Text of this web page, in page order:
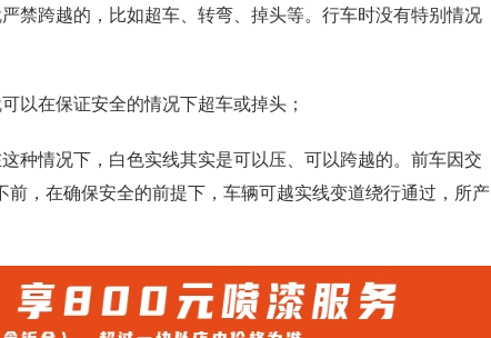
禁跨越的，比如超车、转弯、掉头等。行车时没有特别情况
以在保证安全的情况下超车或掉头；
种情况下，白色实线其实是可以压、可以跨越的。前车因交
，在确保安全的前提下，车辆可越实线变道绕行通过，所产